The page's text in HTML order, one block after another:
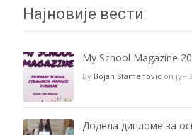
Најновије вести
My School Magazine
By Bojan Stamenovic on јун
Додела дипломе за